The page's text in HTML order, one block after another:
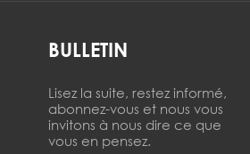
BULLETIN
Lisez la suite, restez informé,
abonnez-vous et nous vous
invitons à nous dire ce que
vous en pensez.